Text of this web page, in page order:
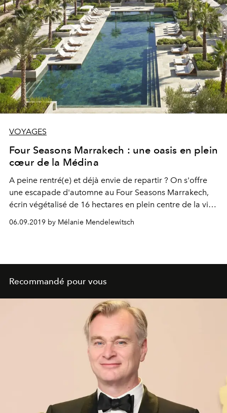
VOYAGES
Four Seasons Marrakech : une oasis en plein
cœur de la Médina
A peine rentré(e) et déjà envie de repartir ? On s'offre
une escapade d'automne au Four Seasons Marrakech,
écrin végétalisé de 16 hectares en plein centre de la ville
06.09.2019 by Mélanie Mendelewitsch
Recommandé pour vous